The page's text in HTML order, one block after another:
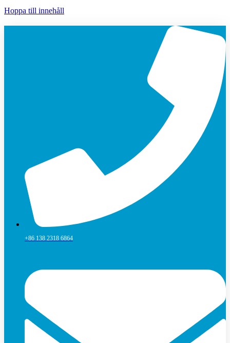
Hoppa till innehåll
+86 138 2318 6864